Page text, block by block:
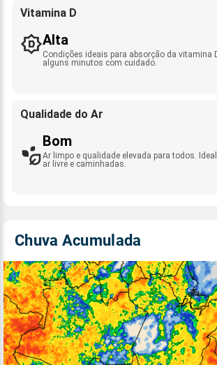
Vitamina D
Alta
Condições ideais para absorção da vitamina
alguns minutos com cuidado.
Qualidade do Ar
Bom
Ar limpo e qualidade elevada para todos.
ar livre e caminhadas.
Chuva Acumulada